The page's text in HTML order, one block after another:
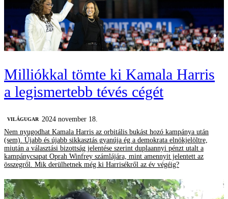
Milliókkal tömte ki Kamala Harris
a legismertebb tévés cégét
VILÁGUGAR 2024 november 18.
Nem nyugodhat Kamala Harris az orbitális bukást hozó kampánya után
(sem). Újabb és újabb sikkasztás gyanúja ég a demokrata elnökjelöltre,
miután a választási bizottság jelentése szerint duplaannyi pénzt utalt a
kampánycsapat Oprah Winfrey számlájára, mint amennyit jelentett az
összegről. Mik derülhetnek még ki Harrisékről az év végéig?